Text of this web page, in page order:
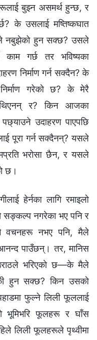
बुझ्‍न असमर्थ हुन्छ, र
के उसलाई मष्तिष्कघात
नबुझेको हुन सक्छ? उसले
गर्छ तर भविष्यका
निर्माण गर्न सक्दैन? के
गरेको छ? के मेरै
थिएनन् र? किन आजका
उदाहरण पाएपछि
पूरा गर्न सक्दैनन्? यसले
भरोसा छैन, र यसले
छ।
हेर्नका लागि रमाइलो
सङ्कल्प नगरेका भए पनि र
वचनहरू नभए पनि, मैले
पाउँछन्। तर, मानिस
भरिएको छ—के मैले
हुन सक्छ? किन उसको
फुल्‍ने लिली फूललाई
भूमिभरि फूलहरू र घाँस
लिली फूलहरूले पृथ्वीमा